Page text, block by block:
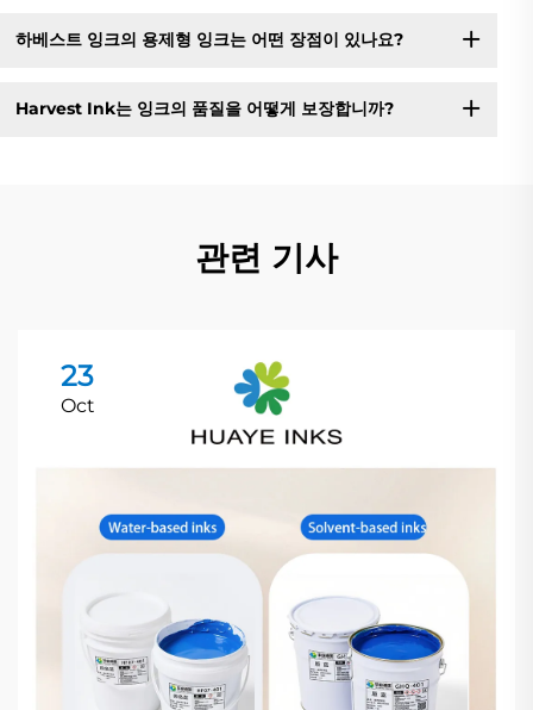
하베스트 잉크의 용제형 잉크는 어떤 장점이 있나요?
Harvest Ink는 잉크의 품질을 어떻게 보장합니까?
관련 기사
23
Oct